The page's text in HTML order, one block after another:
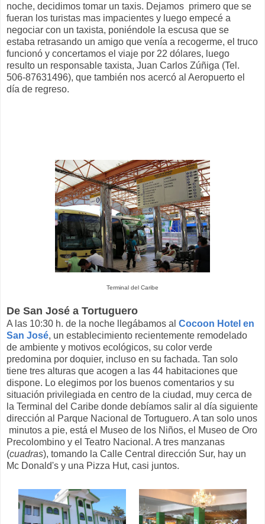
noche, decidimos tomar un taxis. Dejamos primero que se
fueran los turistas mas impacientes y luego empecé a
negociar con un taxista, poniéndole la escusa que se
estaba retrasando un amigo que venía a recogerme, el truco
funcionó y concertamos el viaje por 22 dólares, luego
resulto un responsable taxista, Juan Carlos Zúñiga (Tel.
506-87631496), que también nos acercó al Aeropuerto el
día de regreso.
Terminal del Caribe
De San José a Tortuguero
A las 10:30 h. de la noche llegábamos al Cocoon Hotel en
San José, un establecimiento recientemente remodelado
de ambiente y motivos ecológicos, su color verde
predomina por doquier, incluso en su fachada. Tan solo
tiene tres alturas que acogen a las 44 habitaciones que
dispone. Lo elegimos por los buenos comentarios y su
situación privilegiada en centro de la ciudad, muy cerca de
la Terminal del Caribe donde debíamos salir al día siguiente
dirección al Parque Nacional de Tortuguero. A tan solo unos
minutos a pie, está el Museo de los Niños, el Museo de Oro
Precolombino y el Teatro Nacional. A tres manzanas
(cuadras), tomando la Calle Central dirección Sur, hay un
Mc Donald's y una Pizza Hut, casi juntos.